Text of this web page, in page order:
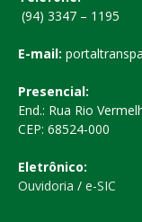
(94) 3347 – 1195
E-mail:
Presencial:
End.: Rua Rio
CEP: 68524-000
Eletrônico:
Ouvidoria / e-SIC